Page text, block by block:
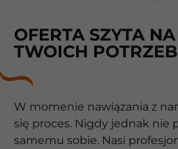
OFERTA SZYTA
TWOICH POTRZEB
W momenie nawiązania z
się proces. Nigdy jednak nie
samemu sobie. Nasi